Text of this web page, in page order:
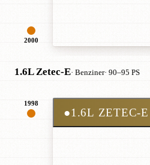
2000
1.6L Zetec-E· Benziner· 90–95 PS
1998
●1.6L ZETEC-